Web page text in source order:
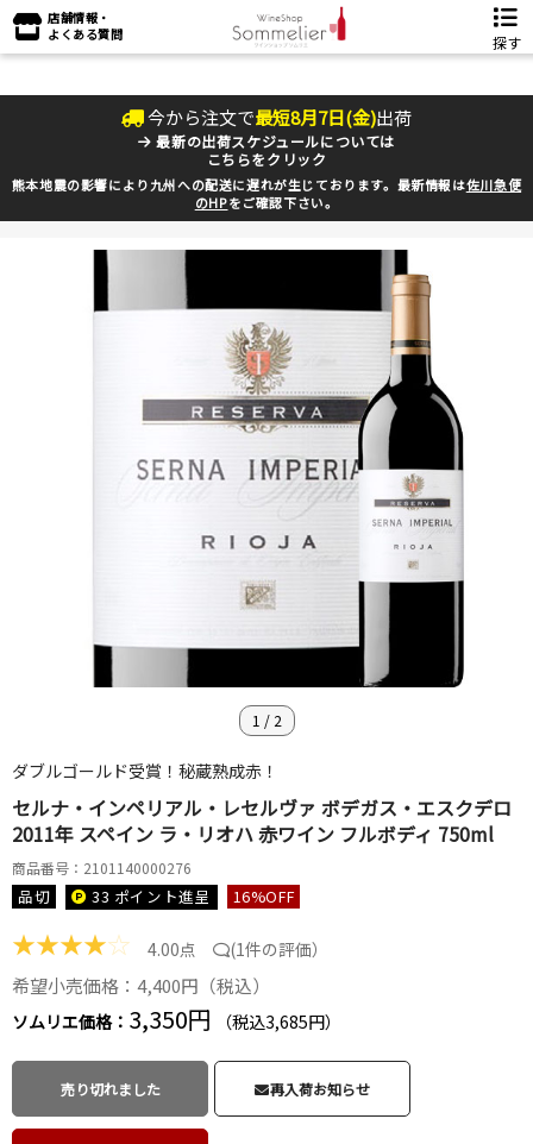
店舗情報・
よくある質問
探す
今から注文で最短8月7日(金)出荷
最新の出荷スケジュールについては
こちらをクリック
熊本地震の影響により九州への配送に遅れが生じております。最新情報は佐川急便
のHPをご確認下さい。
1 / 2
ダブルゴールド受賞！秘蔵熟成赤！
セルナ・インペリアル・レセルヴァ ボデガス・エスクデロ
2011年 スペイン ラ・リオハ 赤ワイン フルボディ 750ml
商品番号：2101140000276
品切 33 ポイント進呈 16%OFF
★★★★☆ 4.00点 (1件の評価）
希望小売価格：4,400円（税込）
ソムリエ価格： 3,350円 （税込3,685円）
売り切れました 再入荷お知らせ